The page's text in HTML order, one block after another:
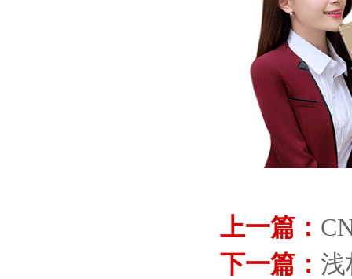
上一篇：
下一篇： 浅